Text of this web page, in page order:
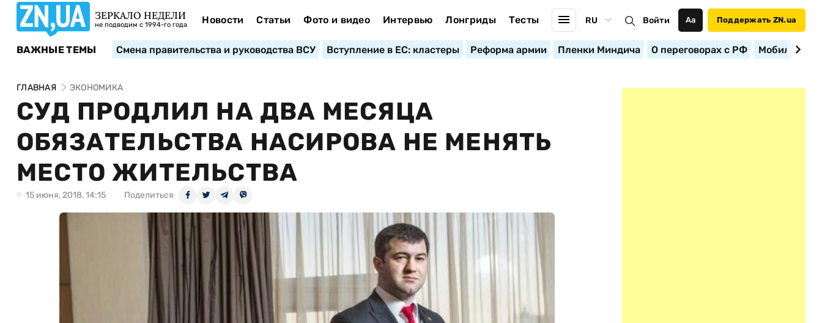
ЗЕРКАЛО НЕДЕЛИ
не подводим с 1994-го года Новости Статьи Фото и видео Интервью Лонгриды Тесты RU Войти Аа Поддержать ZN.ua
ВАЖНЫЕ ТЕМЫ Смена правительства и руководства ВСУ Вступление в ЕС: кластеры Реформа армии Пленки Миндича О переговорах с РФ
ГЛАВНАЯ ЭКОНОМИКА
СУД ПРОДЛИЛ НА ДВА МЕСЯЦА
ОБЯЗАТЕЛЬСТВА НАСИРОВА НЕ МЕНЯТЬ
МЕСТО ЖИТЕЛЬСТВА
15 июня, 2018, 14:15 Поделиться